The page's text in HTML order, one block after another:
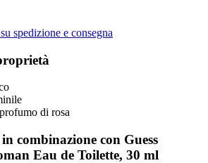
spedizione e consegna
di rosa
combinazione con Guess
Eau de Toilette, 30 ml